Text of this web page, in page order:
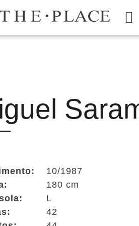
10/1987
180 cm
L
42